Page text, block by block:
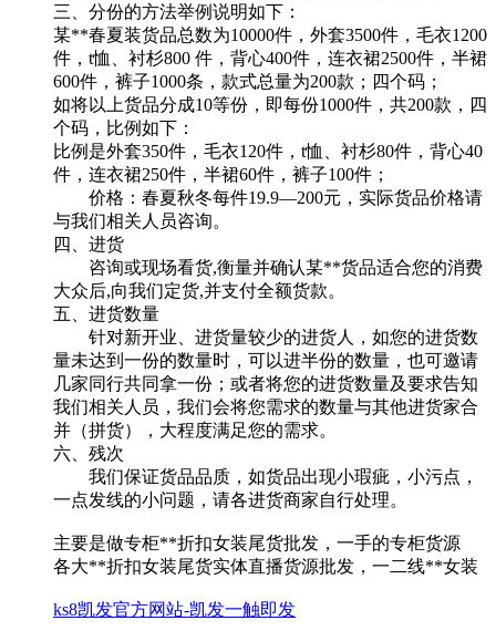
三、分份的方法举例说明如下：
某**春夏装货品总数为10000件，外套3500件，毛衣1200
件，t恤、衬杉800 件，背心400件，连衣裙2500件，半裙
600件，裤子1000条，款式总量为200款；四个码；
如将以上货品分成10等份，即每份1000件，共200款，四
个码，比例如下：
比例是外套350件，毛衣120件，t恤、衬杉80件，背心40
件，连衣裙250件，半裙60件，裤子100件；
价格：春夏秋冬每件19.9—200元，实际货品价格请
与我们相关人员咨询。
四、进货
咨询或现场看货,衡量并确认某**货品适合您的消费
大众后,向我们定货,并支付全额货款。
五、进货数量
针对新开业、进货量较少的进货人，如您的进货数
量未达到一份的数量时，可以进半份的数量，也可邀请
几家同行共同拿一份；或者将您的进货数量及要求告知
我们相关人员，我们会将您需求的数量与其他进货家合
并（拼货），大程度满足您的需求。
六、残次
我们保证货品品质，如货品出现小瑕疵，小污点，
一点发线的小问题，请各进货商家自行处理。
主要是做专柜**折扣女装尾货批发，一手的专柜货源
各大**折扣女装尾货实体直播货源批发，一二线**女装
ks8凯发官方网站-凯发一触即发